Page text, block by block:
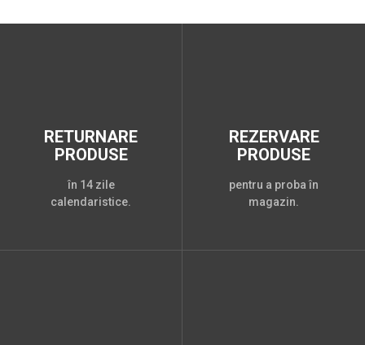
RETURNARE
PRODUSE
în 14 zile
calendaristice.
REZERVARE
PRODUSE
pentru a proba în
magazin.